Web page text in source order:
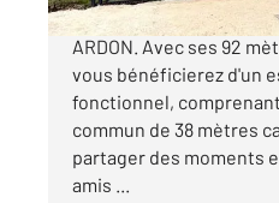
Découvrez cette
ARDON. Avec ses 92
vous bénéficierez d'un
fonctionnel,
commun de 38 mètres
partager des moments
amis ...